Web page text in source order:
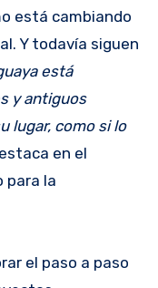
está cambiando
Y todavía siguen
está
y antiguos
lugar, como si lo
en el
para la
el paso a paso